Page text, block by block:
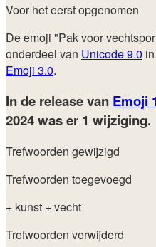
Voor het eerst opgenomen
De emoji "Pak voor
onderdeel van Unicode 9.0
Emoji 3.0.
In de release van Emoji
2024was er 1 wijziging.
Trefwoorden gewijzigd
Trefwoorden toegevoegd
+ kunst + vecht
Trefwoorden verwijderd